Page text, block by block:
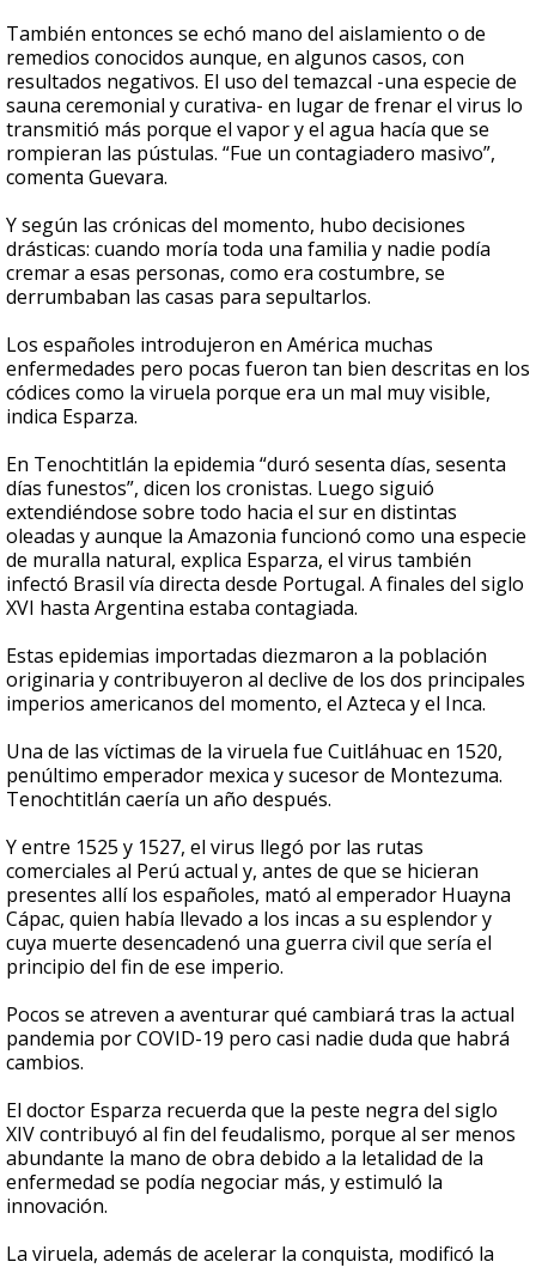
También entonces se echó mano del aislamiento o de
remedios conocidos aunque, en algunos casos, con
resultados negativos. El uso del temazcal -una especie de
sauna ceremonial y curativa- en lugar de frenar el virus lo
transmitió más porque el vapor y el agua hacía que se
rompieran las pústulas. “Fue un contagiadero masivo”,
comenta Guevara.
Y según las crónicas del momento, hubo decisiones
drásticas: cuando moría toda una familia y nadie podía
cremar a esas personas, como era costumbre, se
derrumbaban las casas para sepultarlos.
Los españoles introdujeron en América muchas
enfermedades pero pocas fueron tan bien descritas en los
códices como la viruela porque era un mal muy visible,
indica Esparza.
En Tenochtitlán la epidemia “duró sesenta días, sesenta
días funestos”, dicen los cronistas. Luego siguió
extendiéndose sobre todo hacia el sur en distintas
oleadas y aunque la Amazonia funcionó como una especie
de muralla natural, explica Esparza, el virus también
infectó Brasil vía directa desde Portugal. A finales del siglo
XVI hasta Argentina estaba contagiada.
Estas epidemias importadas diezmaron a la población
originaria y contribuyeron al declive de los dos principales
imperios americanos del momento, el Azteca y el Inca.
Una de las víctimas de la viruela fue Cuitláhuac en 1520,
penúltimo emperador mexica y sucesor de Montezuma.
Tenochtitlán caería un año después.
Y entre 1525 y 1527, el virus llegó por las rutas
comerciales al Perú actual y, antes de que se hicieran
presentes allí los españoles, mató al emperador Huayna
Cápac, quien había llevado a los incas a su esplendor y
cuya muerte desencadenó una guerra civil que sería el
principio del fin de ese imperio.
Pocos se atreven a aventurar qué cambiará tras la actual
pandemia por COVID-19 pero casi nadie duda que habrá
cambios.
El doctor Esparza recuerda que la peste negra del siglo
XIV contribuyó al fin del feudalismo, porque al ser menos
abundante la mano de obra debido a la letalidad de la
enfermedad se podía negociar más, y estimuló la
innovación.
La viruela, además de acelerar la conquista, modificó la